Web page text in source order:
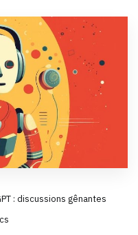
: discussions gênantes